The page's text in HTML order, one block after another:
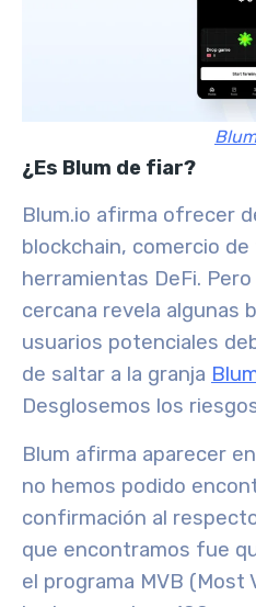
¿Es Blum de fiar?
Blum.io afirma ofrecer
blockchain, comercio
herramientas DeFi.
cercana revela algunas
usuarios potenciales
de saltar a la granja
Desglosemos los
Blum afirma aparecer
no hemos podido
confirmación al
que encontramos fue
el programa MVB (Most